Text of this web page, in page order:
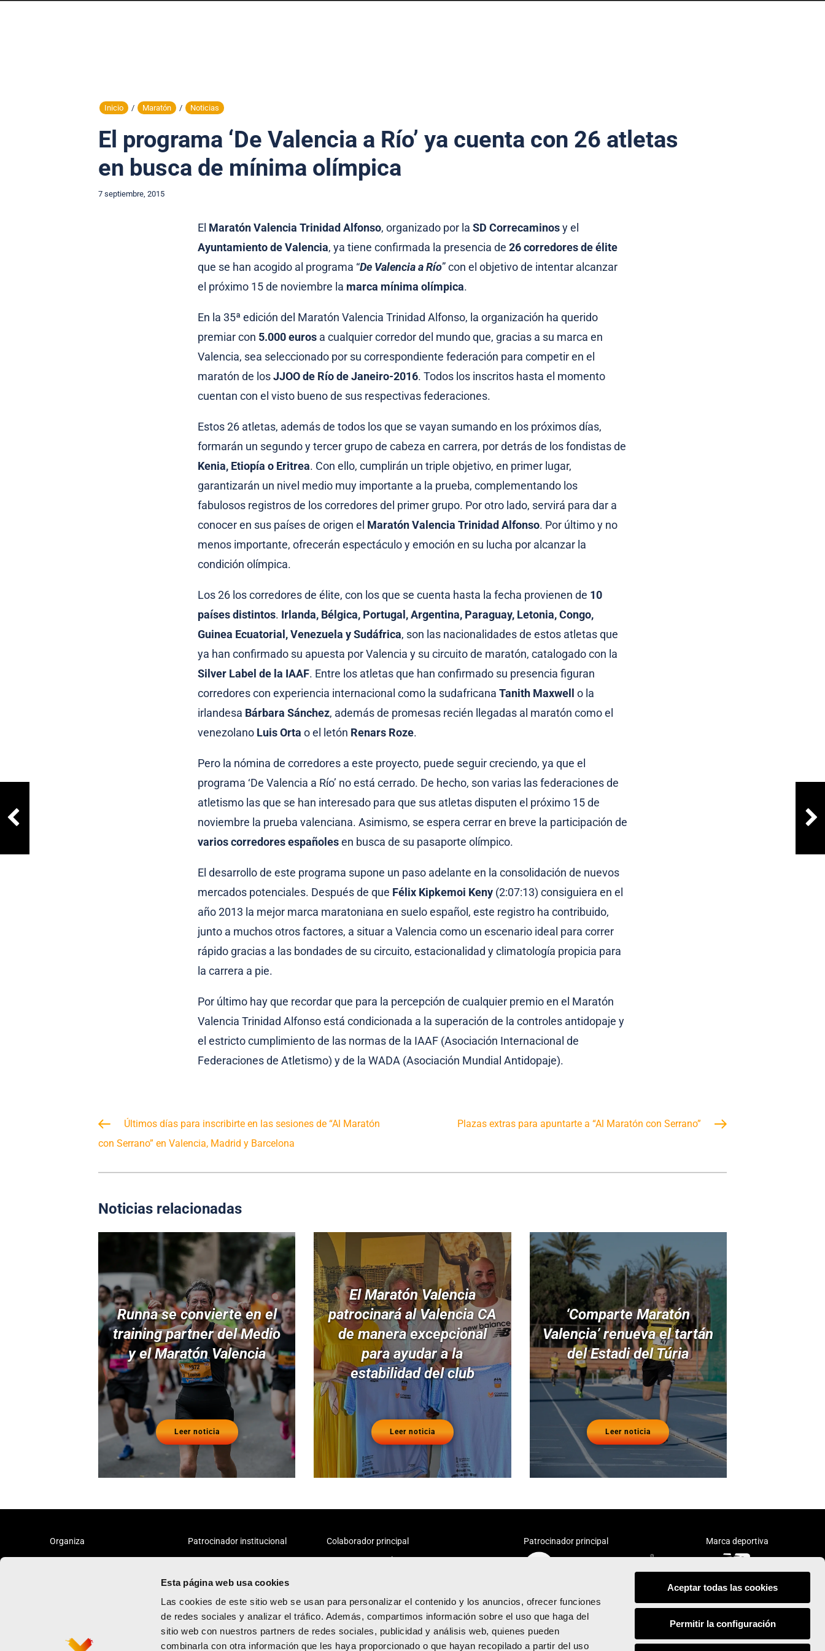
Esta página web usa cookies
Las cookies de este sitio web se usan para personalizar el contenido y los anuncios, ofrecer funciones
de redes sociales y analizar el tráfico. Además, compartimos información sobre el uso que haga del
sitio web con nuestros partners de redes sociales, publicidad y análisis web, quienes pueden
combinarla con otra información que les haya proporcionado o que hayan recopilado a partir del uso
Aceptar todas las cookies
Permitir la configuración
Inicio / Maratón / Noticias
El programa ‘De Valencia a Río’ ya cuenta con 26 atletas
en busca de mínima olímpica
7 septiembre, 2015
El Maratón Valencia Trinidad Alfonso, organizado por la SD Correcaminosy el
Ayuntamiento de Valencia, ya tiene confirmada la presencia de 26 corredores de élite
que se han acogido al programa “De Valencia a Río” con el objetivo de intentar alcanzar
el próximo 15 de noviembre la marca mínima olímpica.
En la 35ª edición del Maratón Valencia Trinidad Alfonso, la organización ha querido
premiar con 5.000 euros a cualquier corredor del mundo que, gracias a su marca en
Valencia, sea seleccionado por su correspondiente federación para competir en el
maratón de losJJOO de Río de Janeiro-2016. Todos los inscritos hasta el momento
cuentan con el visto bueno de sus respectivas federaciones.
Estos 26 atletas, además de todos los que se vayan sumando en los próximos días,
formarán un segundo y tercer grupo de cabeza en carrera, por detrás de los fondistas de
Kenia, Etiopía o Eritrea. Con ello, cumplirán un triple objetivo, en primer lugar,
garantizarán un nivel medio muy importante a la prueba, complementando los
fabulosos registros de los corredores del primer grupo. Por otro lado, servirá para dar a
conocer en sus países de origen el Maratón Valencia Trinidad Alfonso. Por último y no
menos importante, ofrecerán espectáculo y emoción en su lucha por alcanzar la
condición olímpica.
Los 26 los corredores de élite, con los que se cuenta hasta la fecha provienen de 10
países distintos. Irlanda, Bélgica, Portugal, Argentina, Paraguay, Letonia, Congo,
Guinea Ecuatorial, Venezuela y Sudáfrica, son las nacionalidades de estos atletas que
ya han confirmado su apuesta por Valencia y su circuito de maratón, catalogado con la
Silver Label de la IAAF. Entre los atletas que han confirmado su presencia figuran
corredores con experiencia internacional como la sudafricana Tanith Maxwell o la
irlandesa Bárbara Sánchez, además de promesas recién llegadas al maratón como el
venezolano Luis Orta o el letón Renars Roze.
Pero la nómina de corredores a este proyecto, puede seguir creciendo, ya que el
programa ‘De Valencia a Río’ no está cerrado. De hecho, son varias las federaciones de
atletismo las que se han interesado para que sus atletas disputen el próximo 15 de
noviembre la prueba valenciana. Asimismo, se espera cerrar en breve la participación de
varios corredores españolesen busca de su pasaporte olímpico.
El desarrollo de este programa supone un paso adelante en la consolidación de nuevos
mercados potenciales. Después de que Félix Kipkemoi Keny (2:07:13) consiguiera en el
año 2013 la mejor marca maratoniana en suelo español, este registro ha contribuido,
junto a muchos otros factores, a situar a Valencia como un escenario ideal para correr
rápido gracias a las bondades de su circuito, estacionalidad y climatología propicia para
la carrera a pie.
Por último hay que recordar que para la percepción de cualquier premio en el Maratón
Valencia Trinidad Alfonso está condicionada a la superación de la controles antidopaje y
el estricto cumplimiento de las normas de la IAAF (Asociación Internacional de
Federaciones de Atletismo) y de la WADA (Asociación Mundial Antidopaje).
Últimos días para inscribirte en las sesiones de “Al Maratón
con Serrano” en Valencia, Madrid y Barcelona
Plazas extras para apuntarte a “Al Maratón con Serrano”
Noticias relacionadas
Runna se convierte en el
training partner del Medio
y el Maratón Valencia
Leer noticia
El Maratón Valencia
patrocinará al Valencia CA
de manera excepcional
para ayudar a la
estabilidad del club
Leer noticia
‘Comparte Maratón
Valencia’ renueva el tartán
del Estadi del Túria
Leer noticia
Organiza Patrocinador institucional Colaborador principal Patrocinador principal Marca deportiva
Política de privacidad